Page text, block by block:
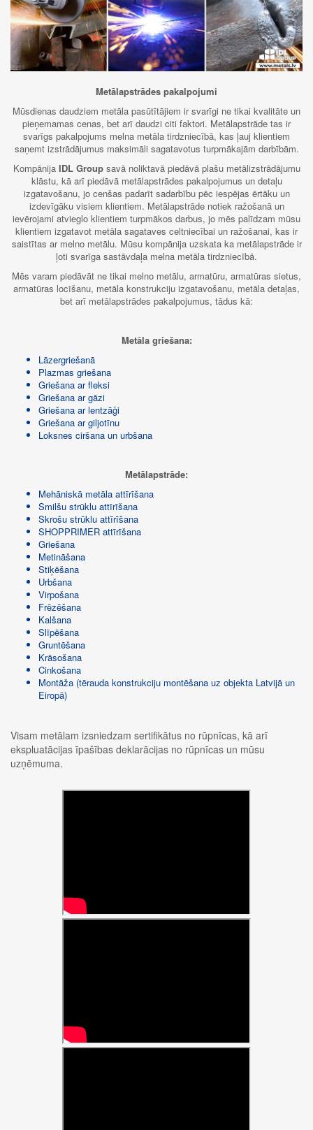
Metālapstrādes pakalpojumi
Mūsdienas daudziem metāla pasūtītājiem ir svarīgi ne tikai kvalitāte un
pieņemamas cenas, bet arī daudzi citi faktori. Metālapstrāde tas ir
svarīgs pakalpojums melna metāla tirdzniecībā, kas ļauj klientiem
saņemt izstrādājumus maksimāli sagatavotus turpmākajām darbībām.
Kompānija IDL Groupsavā noliktavā piedāvā plašu metālizstrādājumu
klāstu, kā arī piedāvā metālapstrādes pakalpojumus un detaļu
izgatavošanu, jo cenšas padarīt sadarbību pēc iespējas ērtāku un
izdevīgāku visiem klientiem. Metālapstrāde notiek ražošanā un
ievērojami atvieglo klientiem turpmākos darbus, jo mēs palīdzam mūsu
klientiem izgatavot metāla sagataves celtniecībai un ražošanai, kas ir
saistītas ar melno metālu. Mūsu kompānija uzskata ka metālapstrāde ir
ļoti svarīga sastāvdaļa melna metāla tirdzniecībā.
Mēs varam piedāvāt ne tikai melno metālu, armatūru, armatūras sietus,
armatūras locīšanu, metāla konstrukciju izgatavošanu, metāla detaļas,
bet arī metālapstrādes pakalpojumus, tādus kā:
Metāla griešana:
Lāzergriešanā
Plazmas griešana
Griešana ar fleksi
Griešana ar gāzi
Griešana ar lentzāģi
Griešana ar giljotīnu
Loksnes ciršana un urbšana
Metālapstrāde:
Mehāniskā metāla attīrīšana
Smilšu strūklu attīrīšana
Skrošu strūklu attīrīšana
SHOPPRIMER attīrīšana
Griešana
Metināšana
Stiķēšana
Urbšana
Virpošana
Frēzēšana
Kalšana
Slīpēšana
Gruntēšana
Krāsošana
Cinkošana
Montāža (tērauda konstrukciju montēšana uz objekta Latvijā un
Eiropā)
Visam metālam izsniedzam sertifikātus no rūpnīcas, kā arī
ekspluatācijas īpašības deklarācijas no rūpnīcas un mūsu
uzņēmuma.